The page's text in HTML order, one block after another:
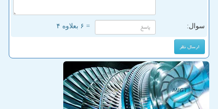
سوال: = ۶ بعلاوه ۴